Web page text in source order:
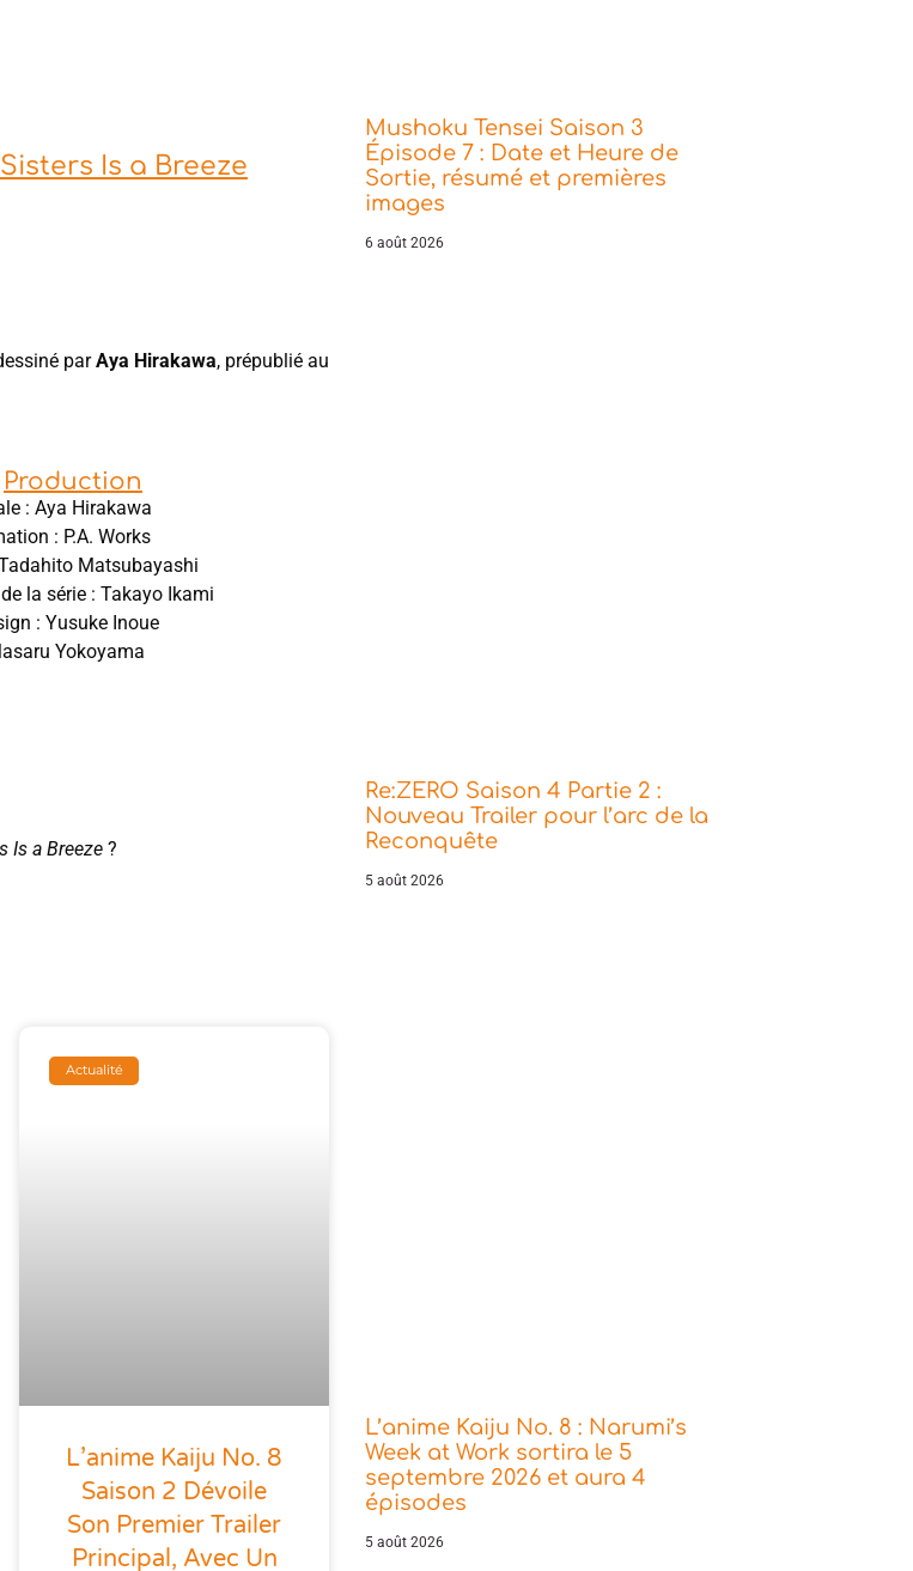
Is a Breeze
parAya Hirakawa, prépublié au
Production
: Aya Hirakawa
: P.A. Works
Matsubayashi
la série : Takayo Ikami
: Yusuke Inoue
Yokoyama
Is a Breeze ?
Actualité
L’anime Kaiju No. 8
Saison 2 Dévoile
Son Premier Trailer
Principal, Avec Un
Mushoku Tensei Saison 3
Épisode 7 : Date et Heure de
Sortie, résumé et premières
images
6 août 2026
Re:ZERO Saison 4 Partie 2 :
Nouveau Trailer pour l’arc de la
Reconquête
5 août 2026
L’anime Kaiju No. 8 : Narumi’s
Week at Work sortira le 5
septembre 2026 et aura 4
épisodes
5 août 2026